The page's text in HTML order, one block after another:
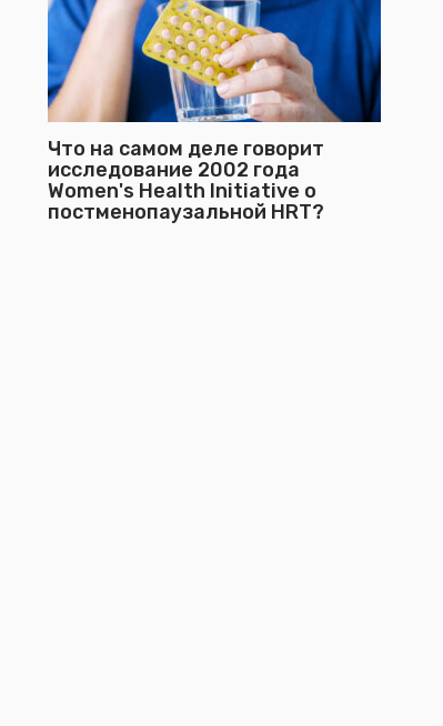
Что на самом деле говорит
исследование 2002 года
Women's Health Initiative о
постменопаузальной HRT?